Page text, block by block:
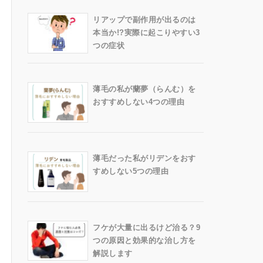
リアップで副作用が出るのは
本当か!?実際に起こりやすい3
つの症状
薄毛の私が蘭夢（らんむ）を
おすすめしない4つの理由
薄毛だった私がリデンをおす
すめしない5つの理由
フケが大量に出るけど治る？9
つの原因と効果的な治し方を
解説します